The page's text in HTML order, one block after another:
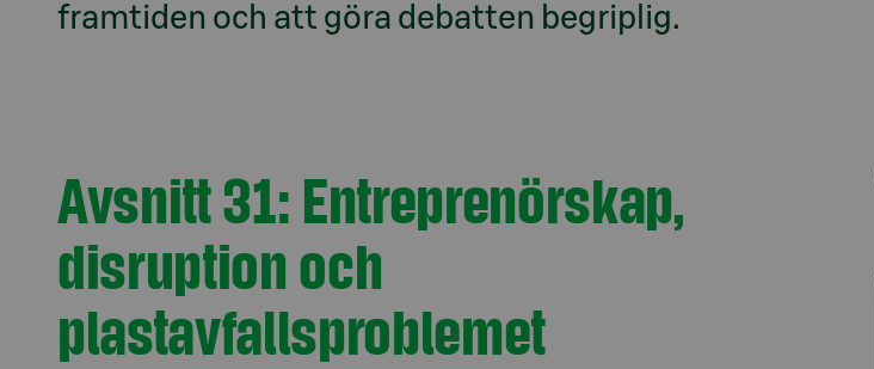
framtiden och att göra debatten begriplig.
Avsnitt 31: Entreprenörskap,
disruption och
plastavfallsproblemet